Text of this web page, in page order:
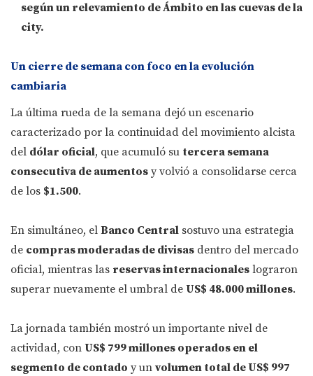
según un relevamiento de Ámbito en las cuevas de la
city.
Un cierre de semana con foco en la evolución
cambiaria
La última rueda de la semana dejó un escenario
caracterizado por la continuidad del movimiento alcista
del dólar oficial, que acumuló su tercera semana
consecutiva de aumentos y volvió a consolidarse cerca
de los $1.500.
En simultáneo, el Banco Central sostuvo una estrategia
de compras moderadas de divisas dentro del mercado
oficial, mientras las reservas internacionales lograron
superar nuevamente el umbral de US$ 48.000 millones.
La jornada también mostró un importante nivel de
actividad, con US$ 799 millones operados en el
segmento de contado y un volumen total de US$ 997